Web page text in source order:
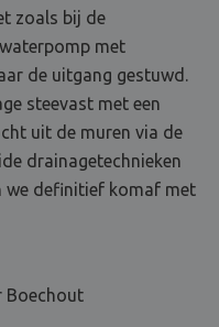
zoals bij de
met
de uitgang gestuwd.
steevast met een
uit de muren via de
drainagetechnieken
we definitief komaf met